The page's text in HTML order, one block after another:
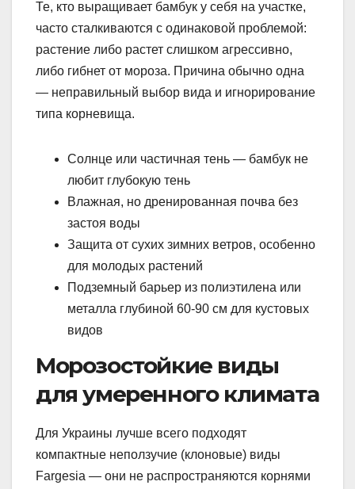
Те, кто выращивает бамбук у себя на участке,
часто сталкиваются с одинаковой проблемой:
растение либо растет слишком агрессивно,
либо гибнет от мороза. Причина обычно одна
— неправильный выбор вида и игнорирование
типа корневища.
Солнце или частичная тень — бамбук не
любит глубокую тень
Влажная, но дренированная почва без
застоя воды
Защита от сухих зимних ветров, особенно
для молодых растений
Подземный барьер из полиэтилена или
металла глубиной 60-90 см для кустовых
видов
Морозостойкие виды
для умеренного климата
Для Украины лучше всего подходят
компактные неползучие (клоновые) виды
Fargesia — они не распространяются корнями